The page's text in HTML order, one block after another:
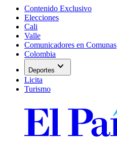
Contenido Exclusivo
Elecciones
Cali
Valle
Comunicadores en Comunas
Colombia
Deportes expand_more
Licita
Turismo